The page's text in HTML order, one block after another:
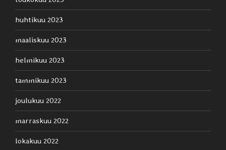
huhtikuu 2023
maaliskuu 2023
helmikuu 2023
tammikuu 2023
joulukuu 2022
marraskuu 2022
lokakuu 2022